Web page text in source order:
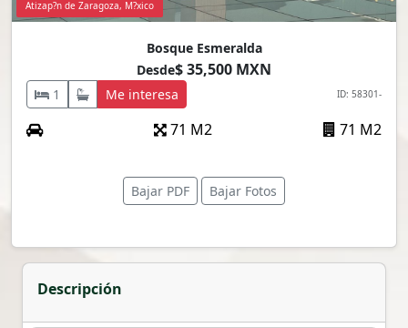
Atizap?n de Zaragoza, M?xico
Bosque Esmeralda
Desde$ 35,500 MXN
1 Me interesa ID: 58301-
71 M2 71 M2
Bajar PDF Bajar Fotos
Descripción